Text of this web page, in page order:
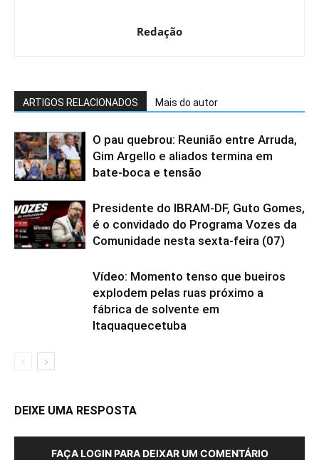
Redação
ARTIGOS RELACIONADOS Mais do autor
O pau quebrou: Reunião entre Arruda,
Gim Argello e aliados termina em
bate-boca e tensão
Presidente do IBRAM-DF, Guto Gomes,
é o convidado do Programa Vozes da
Comunidade nesta sexta-feira (07)
Vídeo: Momento tenso que bueiros
explodem pelas ruas próximo a
fábrica de solvente em
Itaquaquecetuba
DEIXE UMA RESPOSTA
FAÇA LOGIN PARA DEIXAR UM COMENTÁRIO